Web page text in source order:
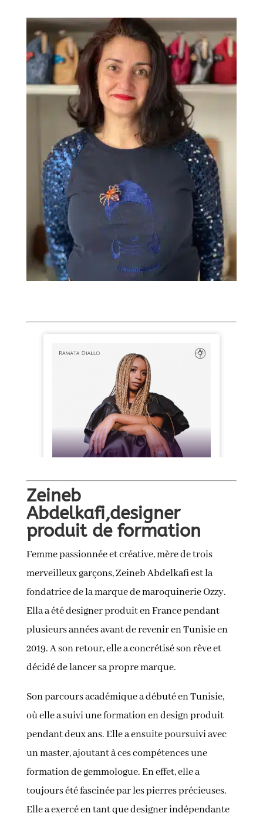
Zeineb
Abdelkafi,designer
produit de formation
Femme passionnée et créative, mère de trois
merveilleux garçons, Zeineb Abdelkafi est la
fondatrice de la marque de maroquinerie Ozzy.
Ella a été designer produit en France pendant
plusieurs années avant de revenir en Tunisie en
2019. A son retour, elle a concrétisé son rêve et
décidé de lancer sa propre marque.
Son parcours académique a débuté en Tunisie,
où elle a suivi une formation en design produit
pendant deux ans. Elle a ensuite poursuivi avec
un master, ajoutant à ces compétences une
formation de gemmologue. En effet, elle a
toujours été fascinée par les pierres précieuses.
Elle a exercé en tant que designer indépendante